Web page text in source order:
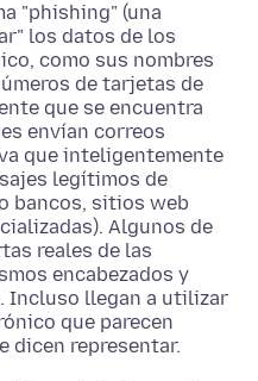
"phishing" (una
los datos de los
como sus nombres
de tarjetas de
que se encuentra
envían correos
que inteligentemente
legítimos de
bancos, sitios web
Algunos de
reales de las
encabezados y
Incluso llegan a utilizar
que parecen
dicen representar.